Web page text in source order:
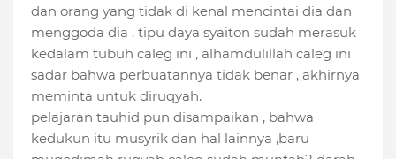
dan orang yang tidak di kenal mencintai dia dan
menggoda dia , tipu daya syaiton sudah merasuk
kedalam tubuh caleg ini , alhamdulillah caleg ini
sadar bahwa perbuatannya tidak benar , akhirnya
meminta untuk diruqyah.
pelajaran tauhid pun disampaikan , bahwa
kedukun itu musyrik dan hal lainnya ,baru